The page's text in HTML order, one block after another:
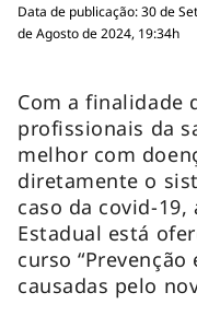
Data de publicação: 30 de
de Agosto de 2024, 19:34h
Com a finalidade
profissionais da
melhor com
diretamente o
caso da covid-19,
Estadual está
curso
causadas pelo